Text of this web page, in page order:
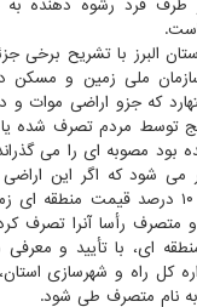
طرف فرد رشوه دهنده به
البرز با تشریح برخی
که جزو اراضی موات
توسط مردم تصرف شده
بود مصوبه ای را می
می شود که اگر این
واگذار شده با دریافت ۱۰ درصد قیمت
متصرف رأسا آنرا تصرف
ای، با تأیید و
کل راه و شهرسازی
نام متصرف طی شود.